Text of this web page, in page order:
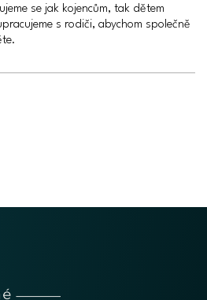
se jak kojencům, tak dětem
s rodiči, abychom společně